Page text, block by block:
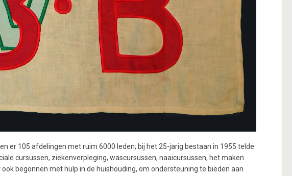
er 105 afdelingen met ruim 6000 leden; bij het 25-jarig bestaan in 1955 telde
cursussen, ziekenverpleging, wascursussen, naaicursussen, het maken
begonnen met hulp in de huishouding, om ondersteuning te bieden aan